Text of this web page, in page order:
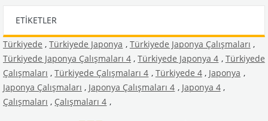
ETIKETLER
Türkiyede , Türkiyede Japonya , Türkiyede Japonya Çalışmaları ,
Türkiyede Japonya Çalışmaları 4 , Türkiyede Japonya 4 , Türkiyede
Çalışmaları , Türkiyede Çalışmaları 4 , Türkiyede 4 , Japonya ,
Japonya Çalışmaları , Japonya Çalışmaları 4 , Japonya 4 ,
Çalışmaları , Çalışmaları 4 ,